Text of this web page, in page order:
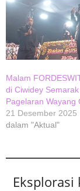
Malam
di Ciwidey
Pagelaran Wayang
21 Desember 2025
dalam "Aktual"